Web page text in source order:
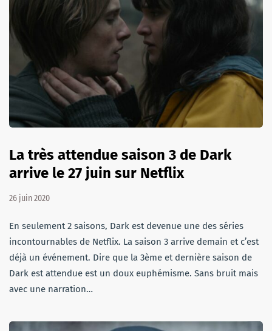
La très attendue saison 3 de Dark
arrive le 27 juin sur Netflix
26 juin 2020
En seulement 2 saisons, Dark est devenue une des séries
incontournables de Netflix. La saison 3 arrive demain et c’est
déjà un événement. Dire que la 3ème et dernière saison de
Dark est attendue est un doux euphémisme. Sans bruit mais
avec une narration…